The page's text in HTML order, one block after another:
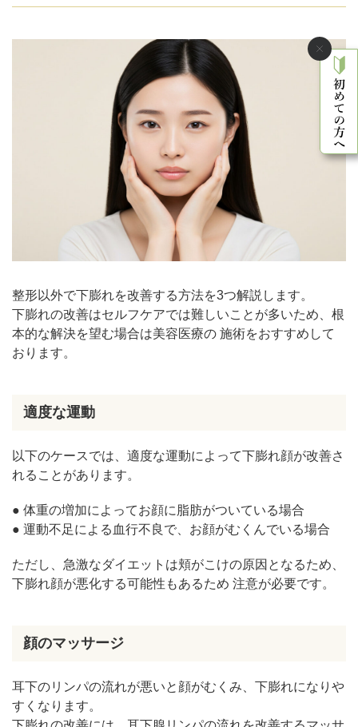
整形以外で下膨れを改善する方法を3つ解説します。
下膨れの改善はセルフケアでは難しいことが多いため、根
本的な解決を望む場合は美容医療の 施術をおすすめして
おります。
適度な運動
以下のケースでは、適度な運動によって下膨れ顔が改善さ
れることがあります。
● 体重の増加によってお顔に脂肪がついている場合
● 運動不足による血行不良で、お顔がむくんでいる場合
ただし、急激なダイエットは頬がこけの原因となるため、
下膨れ顔が悪化する可能性もあるため 注意が必要です。
顔のマッサージ
耳下のリンパの流れが悪いと顔がむくみ、下膨れになりや
すくなります。